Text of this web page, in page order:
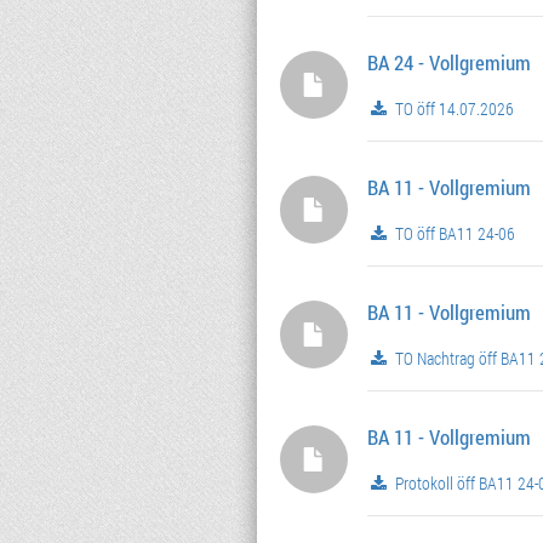
BA 24 - Vollgremium
TO öff 14.07.2026
BA 11 - Vollgremium
TO öff BA11 24-06
BA 11 - Vollgremium
TO Nachtrag öff BA11
BA 11 - Vollgremium
Protokoll öff BA11 24-